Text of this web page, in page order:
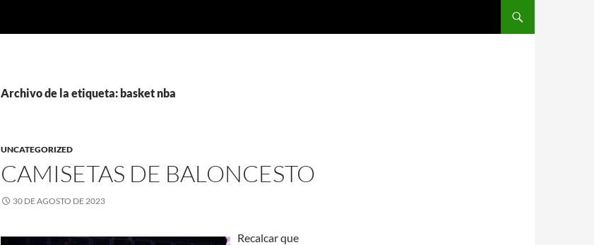
Archivo de la etiqueta: basket nba
UNCATEGORIZED
CAMISETAS DE BALONCESTO
30 DE AGOSTO DE 2023
Recalcar que